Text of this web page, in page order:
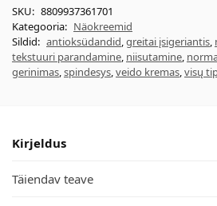
SKU: 8809937361701
Kategooria: Näokreemid
Sildid: antioksüdandid,greitai įsigeriantis,
tekstuuri parandamine, niisutamine,
gerinimas,spindesys,veido kremas,visų
Kirjeldus
Täiendav teave